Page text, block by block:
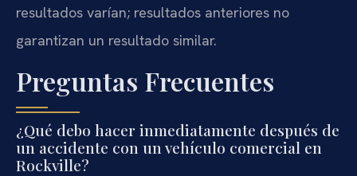
resultados varían; resultados anteriores no
garantizan un resultado similar.
Preguntas Frecuentes
¿Qué debo hacer inmediatamente después de
un accidente con un vehículo comercial en
Rockville?